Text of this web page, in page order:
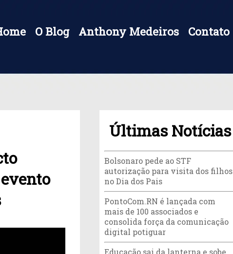
O Blog Anthony Medeiros Contato
Últimas Notícias
Bolsonaro pede ao STF
autorização para visita dos filhos
no Dia dos Pais
PontoCom.RN é lançada com
mais de 100 associados e
consolida força da comunicação
digital potiguar
Educação sai da lanterna e sobe